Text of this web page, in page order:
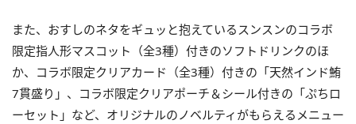
また、おすしのネタをギュッと抱えているスンスンのコラボ
限定指人形マスコット（全3種）付きのソフトドリンクのほ
か、コラボ限定クリアカード（全3種）付きの「天然インド鮪
7貫盛り」、コラボ限定クリアポーチ＆シール付きの「ぷちロ
ーセット」など、オリジナルのノベルティがもらえるメニュー